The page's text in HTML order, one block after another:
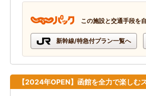
この施設と交通手段を
新幹線/特急付プラン一覧へ
【2024年OPEN】函館を全力で楽しむ